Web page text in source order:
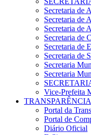
Secretaria de
Secretaria de
Secretaria de
Secretaria de
Secretaria de
Secretaria de
Secretaria
Secretaria
Vice-Prefeita
TRANSPARÊNCIA
Portal da
Portal de
Diário Oficial